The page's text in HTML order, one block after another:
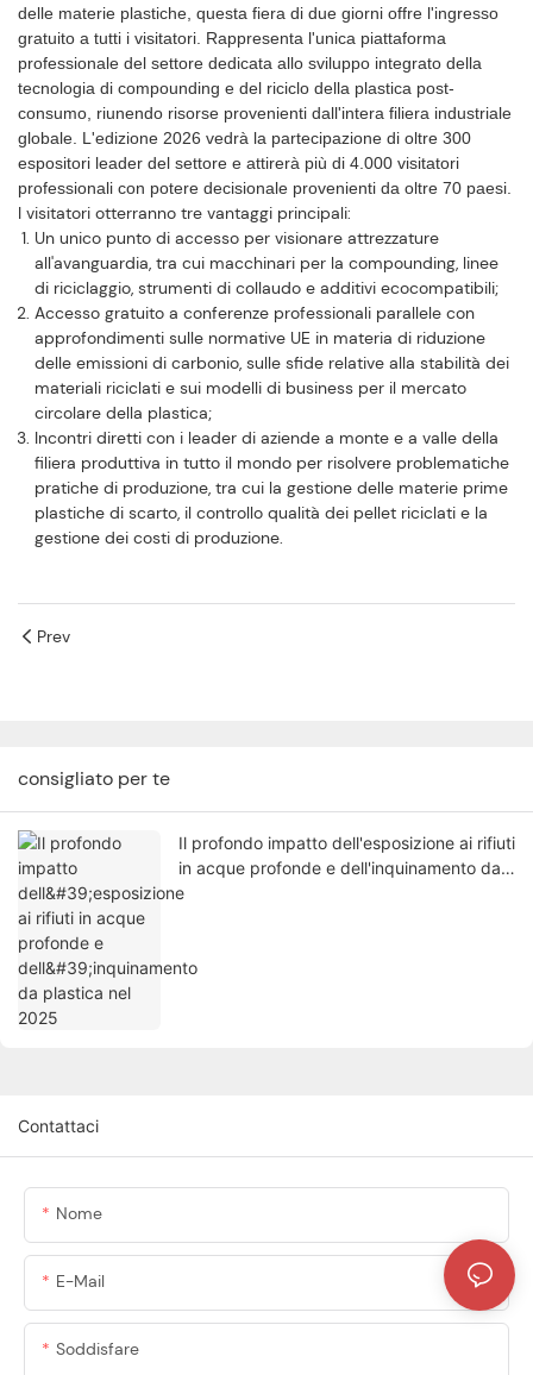
delle materie plastiche, questa fiera di due giorni offre l'ingresso
gratuito a tutti i visitatori. Rappresenta l'unica piattaforma
professionale del settore dedicata allo sviluppo integrato della
tecnologia di compounding e del riciclo della plastica post-
consumo, riunendo risorse provenienti dall'intera filiera industriale
globale. L'edizione 2026 vedrà la partecipazione di oltre 300
espositori leader del settore e attirerà più di 4.000 visitatori
professionali con potere decisionale provenienti da oltre 70 paesi.
I visitatori otterranno tre vantaggi principali:
Un unico punto di accesso per visionare attrezzature
all'avanguardia, tra cui macchinari per la compounding, linee
di riciclaggio, strumenti di collaudo e additivi ecocompatibili;
Accesso gratuito a conferenze professionali parallele con
approfondimenti sulle normative UE in materia di riduzione
delle emissioni di carbonio, sulle sfide relative alla stabilità dei
materiali riciclati e sui modelli di business per il mercato
circolare della plastica;
Incontri diretti con i leader di aziende a monte e a valle della
filiera produttiva in tutto il mondo per risolvere problematiche
pratiche di produzione, tra cui la gestione delle materie prime
plastiche di scarto, il controllo qualità dei pellet riciclati e la
gestione dei costi di produzione.
Prev
consigliato per te
Il profondo impatto dell'esposizione ai rifiuti
in acque profonde e dell'inquinamento da
plastica nel 2025
Contattaci
Nome
E-Mail
Soddisfare